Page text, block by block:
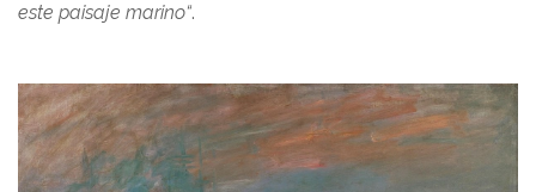
este paisaje marino“.